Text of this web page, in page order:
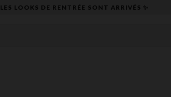
LES LOOKS DE RENTRÉE SONT ARRIVÉS ✨